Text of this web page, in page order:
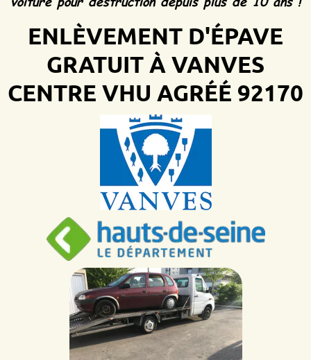
ENLÈVEMENT D'ÉPAVE
GRATUIT À VANVES
CENTRE VHU AGRÉÉ 92170